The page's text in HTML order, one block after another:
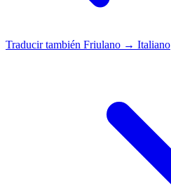
Traducir también Friulano → Italiano